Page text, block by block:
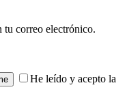
tu correo electrónico.
He leído y acepto la